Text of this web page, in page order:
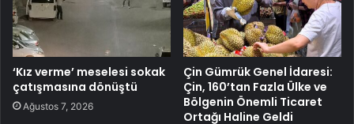
‘Kız verme’ meselesi sokak
çatışmasına dönüştü
Ağustos 7, 2026
Çin Gümrük Genel İdaresi:
Çin, 160’tan Fazla Ülke ve
Bölgenin Önemli Ticaret
Ortağı Haline Geldi